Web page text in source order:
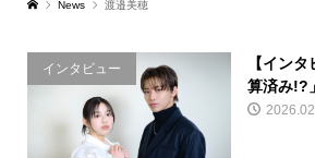
News 渡邉美穂
インタビュー
【イン
算済み!?